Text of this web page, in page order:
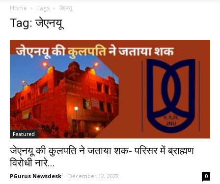
Home Tags जेएनयू
Tag: जेएनयू
Featured
जेएनयू की कुलपति ने जताया शक- परिसर में ब्राह्मण
विरोधी नारे...
PGurus Newsdesk - December 12, 2022 0